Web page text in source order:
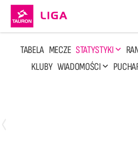
TABELA MECZE STATYSTYKI
KLUBY WIADOMOŚCI